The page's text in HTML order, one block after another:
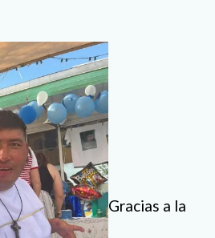
Gracias a la